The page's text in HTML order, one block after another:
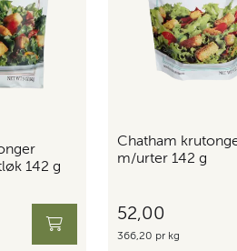
142 g
Chatham
m/urter 142 g
52,00
366,20 pr kg